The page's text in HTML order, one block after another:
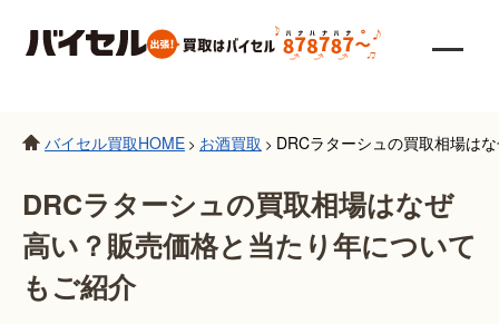
バイセル買取HOME > お酒買取 > DRCラターシュの買取相場は
DRCラターシュの買取相場はなぜ
高い？販売価格と当たり年について
もご紹介